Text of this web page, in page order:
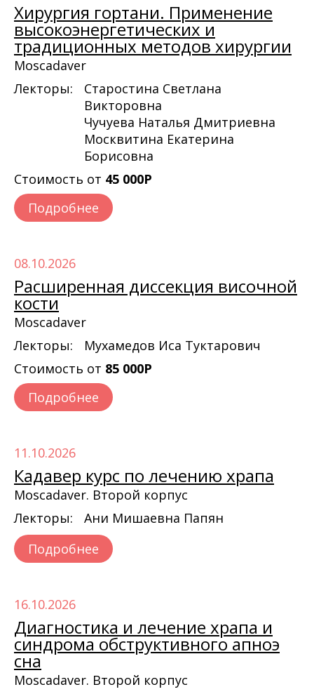
Хирургия гортани. Применение
высокоэнергетических и
традиционных методов хирургии
Moscadaver
Лекторы:
Старостина Светлана
Викторовна
Чучуева Наталья Дмитриевна
Москвитина Екатерина
Борисовна
Стоимость от 45 000Р
Подробнее
08.10.2026
Расширенная диссекция височной
кости
Moscadaver
Лекторы:
Мухамедов Иса Туктарович
Стоимость от 85 000Р
Подробнее
11.10.2026
Кадавер курс по лечению храпа
Moscadaver. Второй корпус
Лекторы:
Ани Мишаевна Папян
Подробнее
16.10.2026
Диагностика и лечение храпа и
синдрома обструктивного апноэ
сна
Moscadaver. Второй корпус